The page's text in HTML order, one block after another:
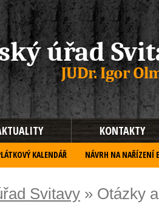
úřad
KALENDÁŘ NÁVRH NA NAŘÍZENÍ
KONTAKTY
Svitavy » Otázky